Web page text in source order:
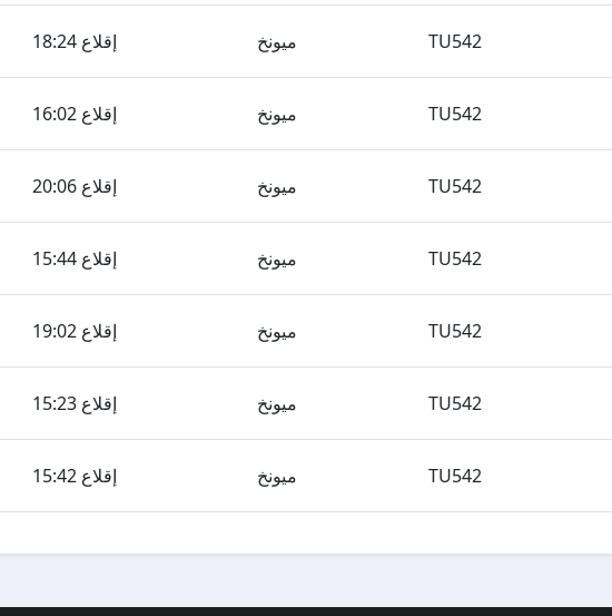
TU542 ميونخ إقلاع 18:24
TU542 ميونخ إقلاع 16:02
TU542 ميونخ إقلاع 20:06
TU542 ميونخ إقلاع 15:44
TU542 ميونخ إقلاع 19:02
TU542 ميونخ إقلاع 15:23
TU542 ميونخ إقلاع 15:42